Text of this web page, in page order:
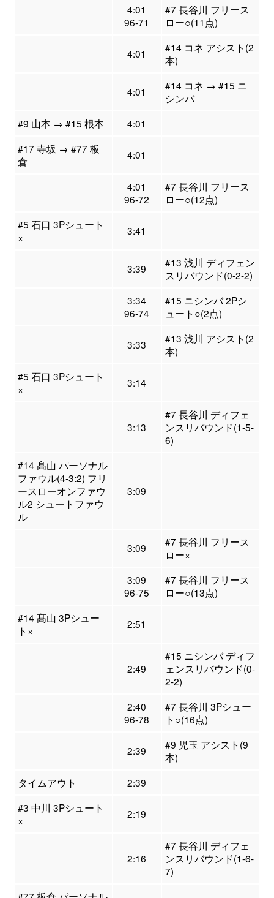
4:01
96-71
#7 長谷川 フリース
ロー○(11点)
4:01
#14 コネ アシスト(2
本)
4:01
#14 コネ → #15 ニ
シンバ
#9 山本 → #15 根本
4:01
#17 寺坂 → #77 板
倉
4:01
4:01
96-72
#7 長谷川 フリース
ロー○(12点)
#5 石口 3Pシュート
×
3:41
3:39
#13 浅川 ディフェン
スリバウンド(0-2-2)
3:34
96-74
#15 ニシンバ 2Pシ
ュート○(2点)
3:33
#13 浅川 アシスト(2
本)
#5 石口 3Pシュート
×
3:14
3:13
#7 長谷川 ディフェ
ンスリバウンド(1-5-
6)
#14 髙山 パーソナル
ファウル(4-3:2) フリ
ースローオンファウ
ル2 シュートファウ
ル
3:09
3:09
#7 長谷川 フリース
ロー×
3:09
96-75
#7 長谷川 フリース
ロー○(13点)
#14 髙山 3Pシュー
ト×
2:51
2:49
#15 ニシンバ ディフ
ェンスリバウンド(0-
2-2)
2:40
96-78
#7 長谷川 3Pシュー
ト○(16点)
2:39
#9 児玉 アシスト(9
本)
タイムアウト
2:39
#3 中川 3Pシュート
×
2:19
2:16
#7 長谷川 ディフェ
ンスリバウンド(1-6-
7)